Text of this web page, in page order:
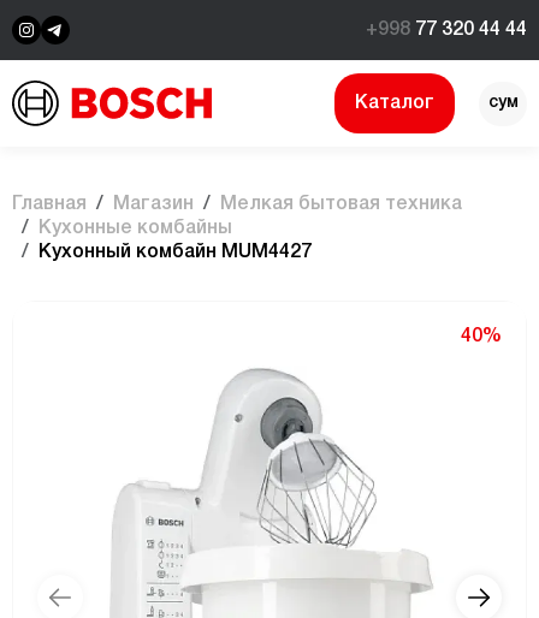
+998 77 320 44 44
Каталог сум
Главная Магазин
Мелкая бытовая техника
Кухонные комбайны
Кухонный комбайн MUM4427
40%